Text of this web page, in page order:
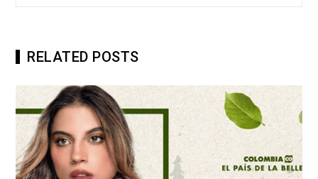
RELATED POSTS